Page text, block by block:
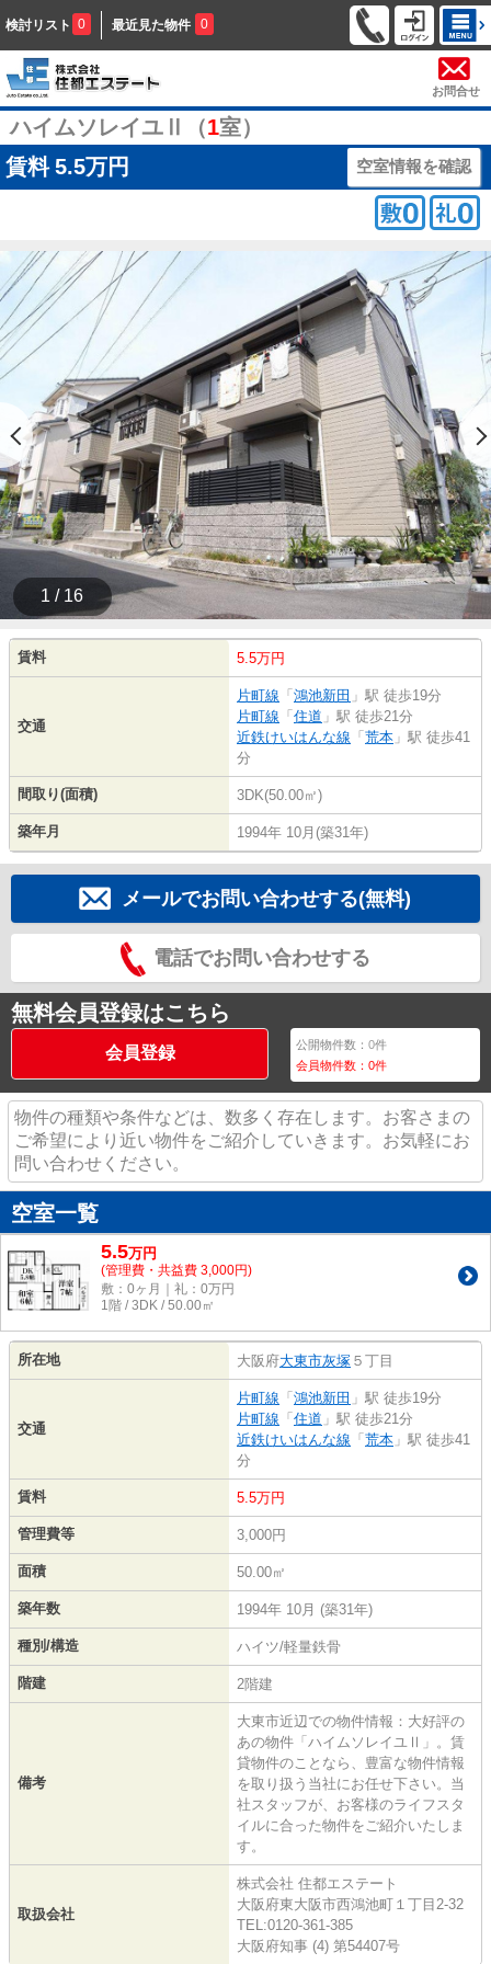
検討リスト 0 最近見た物件 0
お問合せ
ハイムソレイユⅡ（1室）
賃料 5.5万円 空室情報を確認
1 / 16
賃料 5.5万円
交通
片町線 「 鴻池新田 」駅 徒歩19分
片町線 「 住道 」駅 徒歩21分
近鉄けいはんな線 「 荒本 」駅 徒歩41
分
間取り(面積) 3DK(50.00㎡)
築年月 1994年 10月(築31年)
メールでお問い合わせする(無料)
電話でお問い合わせする
無料会員登録はこちら
会員登録 公開物件数：0件
会員物件数：0件
物件の種類や条件などは、数多く存在します。お客さまの
ご希望により近い物件をご紹介していきます。お気軽にお
問い合わせください。
空室一覧
5.5万円
(管理費・共益費 3,000円)
敷：0ヶ月｜礼：0万円
1階 / 3DK / 50.00㎡
所在地 大阪府大東市灰塚 ５丁目
交通
片町線 「 鴻池新田 」駅 徒歩19分
片町線 「 住道 」駅 徒歩21分
近鉄けいはんな線 「 荒本 」駅 徒歩41
分
賃料 5.5万円
管理費等 3,000円
面積 50.00㎡
築年数 1994年 10月 (築31年)
種別/構造 ハイツ/軽量鉄骨
階建 2階建
備考
大東市近辺での物件情報：大好評の
あの物件「ハイムソレイユⅡ」。賃
貸物件のことなら、豊富な物件情報
を取り扱う当社にお任せ下さい。当
社スタッフが、お客様のライフスタ
イルに合った物件をご紹介いたしま
す。
取扱会社
株式会社 住都エステート
大阪府東大阪市西鴻池町１丁目2-32
TEL:0120-361-385
大阪府知事 (4) 第54407号